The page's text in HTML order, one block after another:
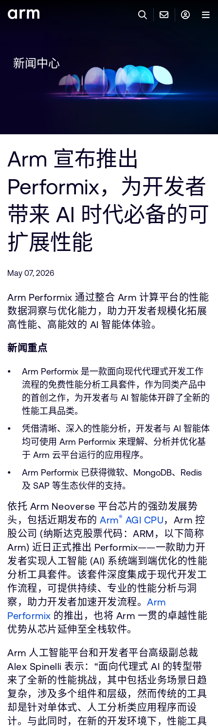
联系技术支持
IP 技术支持
一般 IP 授权方案
其他事项
Arm 廉洁举报热线
教育项目
人才招聘
研究合作
网站
通报安全漏洞
Arm 全球总部
110 Fulbourn Road
Cambridge, UK
CB1 9NJ
Tel: + 44(1223) 400 400 [总机]
查看全球办公室
登录以访问您的 Arm 账户。
需要 Arm ID 吗？ 在此注册
快捷链接
账户
工具软件
支持案例
开发者计划
用户个人资料
公司信息
新闻中心
Arm 宣布推出
Performix，为开发者
带来 AI 时代必备的可
扩展性能
May 07, 2026
Arm Performix 通过整合 Arm 计算平台的性能
数据洞察与优化能力，助力开发者规模化拓展
高性能、高能效的 AI 智能体体验。
新闻重点
Arm Performix 是一款面向现代代理式开发工作
流程的免费性能分析工具套件，作为同类产品中
的首创之作，为开发者与 AI 智能体开辟了全新的
性能工具品类。
凭借清晰、深入的性能分析，开发者与 AI 智能体
均可使用 Arm Performix 来理解、分析并优化基
于 Arm 云平台运行的应用程序。
Arm Performix 已获得微软、MongoDB、Redis
及 SAP 等生态伙伴的支持。
依托 Arm Neoverse 平台芯片的强劲发展势
头，包括近期发布的 Arm® AGI CPU，Arm 控
股公司 (纳斯达克股票代码：ARM，以下简称
Arm) 近日正式推出 Performix——一款助力开
发者实现人工智能 (AI) 系统端到端优化的性能
分析工具套件。该套件深度集成于现代开发工
作流程，可提供持续、专业的性能分析与洞
察，助力开发者加速开发流程。 Arm
Performix 的推出，也将 Arm 一贯的卓越性能
优势从芯片延伸至全栈软件。
Arm 人工智能平台和开发者平台高级副总裁
Alex Spinelli 表示：“面向代理式 AI 的转型带
来了全新的性能挑战，其中包括业务场景日趋
复杂，涉及多个组件和层级，然而传统的工具
却是针对单体式、人工分析类应用程序而设
计。与此同时，在新的开发环境下，性能工具